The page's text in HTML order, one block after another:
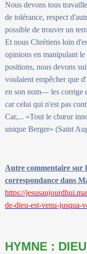
Nous devons tous
de tolérance, respect
possible de trouver un
Et nous Chrétiens loin
opinions en manipulant
positions, nous devons
voulaient empêcher que
en son nom— les corrige
car celui qui n'est pas
Car,... «Tout le chœur
unique Berger» (Saint
Autre commentaire sur
correspondance dans
https://
de-dieu-est-venu-jusqua-
HYMNE :